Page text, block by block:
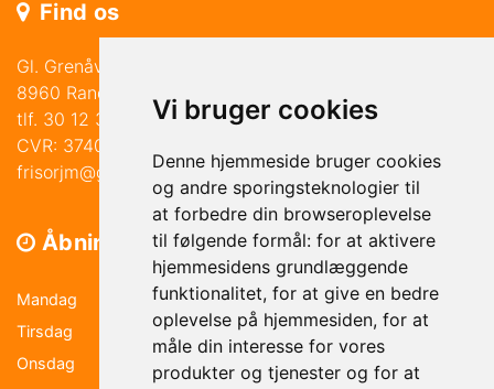
Vi bruger cookies
Denne hjemmeside bruger cookies
og andre sporingsteknologier til
at forbedre din browseroplevelse
til følgende formål: for at aktivere
hjemmesidens grundlæggende
funktionalitet, for at give en bedre
oplevelse på hjemmesiden, for at
måle din interesse for vores
produkter og tjenester og for at
Find os
Gl. Grenåvej 219
8960 Randers SØ
tlf. 30 12 30 41
CVR: 37403458
frisorjm@gmail.com
Åbningstider
Mandag
9.00-17.30
Tirsdag
9.00-17.30
Onsdag